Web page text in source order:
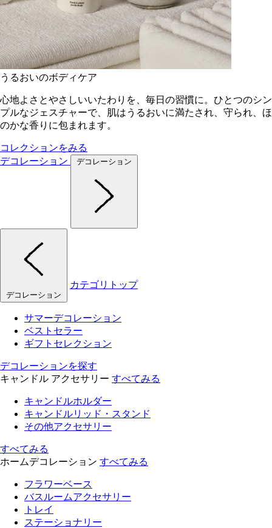
うるおいのボディケア
心地よさとやさしいいたわりを、毎日の習慣に。ひとつのシン
プルなジェスチャーで、肌はうるおいに満たされ、守られ、ほ
のかな香りに包まれます。
コレクションをみる
デコレーション
デコレーション
デコレーション
カテゴリトップ
サマーデコレーション
ベストセラー
ギフトセレクション
デコレーションを探す
キャンドル アクセサリー すべてみる
キャンドルホルダー
キャンドルリッド・スタンド
その他アクセサリー
すべてみる
ホームデコレーション すべてみる
フラワーベース
バスルームアクセサリー
トレイ
ステーショナリー